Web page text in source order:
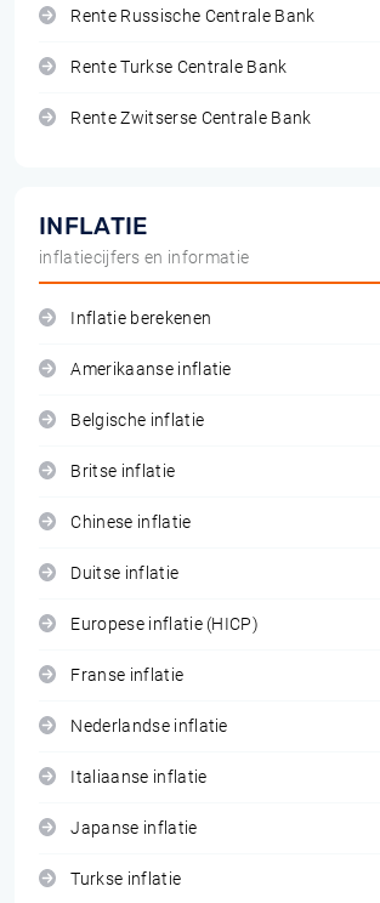
Rente Russische Centrale Bank
Rente Turkse Centrale Bank
Rente Zwitserse Centrale Bank
INFLATIE
inflatiecijfers en informatie
Inflatie berekenen
Amerikaanse inflatie
Belgische inflatie
Britse inflatie
Chinese inflatie
Duitse inflatie
Europese inflatie (HICP)
Franse inflatie
Nederlandse inflatie
Italiaanse inflatie
Japanse inflatie
Turkse inflatie